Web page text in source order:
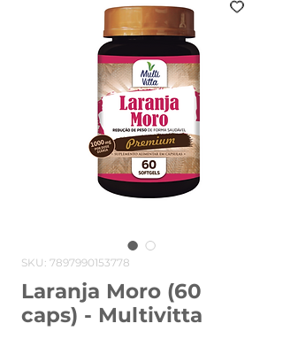
SKU: 7897990153778
Laranja Moro (60
caps) - Multivitta